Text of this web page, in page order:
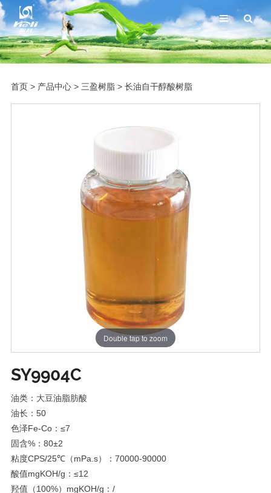
首页> 产品中心> 三盈树脂> 长油自干醇酸树脂
Double tap to zoom
SY9904C
油类：大豆油脂肪酸
油长：50
色泽Fe-Co：≤7
固含%：80±2
粘度CPS/25℃（mPa.s）：70000-90000
酸值mgKOH/g：≤12
羟值（100%）mgKOH/g：/